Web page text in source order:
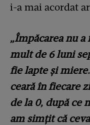
i-a mai acordat
„Împăcarea nu a
mult de 6 luni
fie lapte și
ceară în fiecare
de la 0, după ce
am simțit că